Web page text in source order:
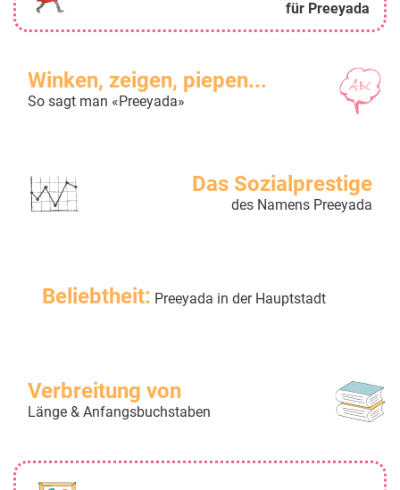
für Preeyada
Winken, zeigen, piepen...
So sagt man «Preeyada»
Das Sozialprestige
des Namens Preeyada
Beliebtheit: Preeyada in der Hauptstadt
Verbreitung von
Länge & Anfangsbuchstaben